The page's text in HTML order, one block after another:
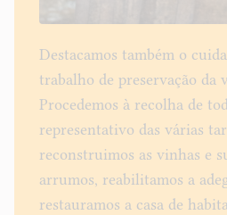
Destacamos também o
trabalho de preservação da
Procedemos à recolha de
representativo das várias
reconstruimos as vinhas e
arrumos, reabilitamos a
restauramos a casa de